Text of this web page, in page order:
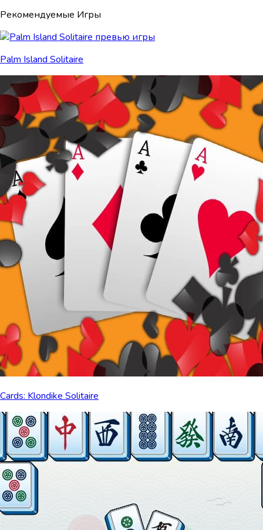
Рекомендуемые Игры
Palm Island Solitaire
Cards: Klondike Solitaire